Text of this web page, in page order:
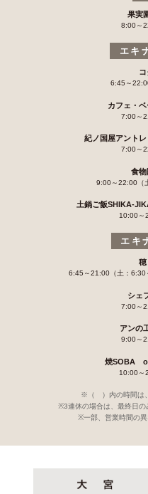
果実
8:00～
エキ
6:45～
カフェ・
7:00～
紀ノ国屋アント
7:00～
食
9:00～22:00（
土鍋ご飯SHIKA-
10:00～
エキ
穂
6:45～21:00（土：6:30
シェ
7:00～
アンの
9:00～
焼SOBA
10:00～
※（ ）内の時間は、
※3連休の場合は、最終日
※一部、営業時間の異